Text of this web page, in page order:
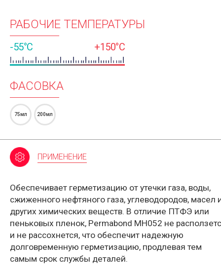
РАБОЧИЕ ТЕМПЕРАТУРЫ
-55°C +150°C
ФАСОВКА
75мл 200мл
ПРИМЕНЕНИЕ
Обеспечивает герметизацию от утечки газа, воды,
сжиженного нефтяного газа, углеводородов, масел
других химических веществ. В отличие ПТФЭ или
пеньковых пленок, Permabond MH052 не
и не рассохнется, что обеспечит надежную
долговременную герметизацию, продлевая тем
самым срок службы деталей.